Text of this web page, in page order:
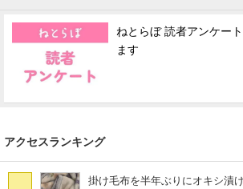
ねとらぼ 読者アンケー
ます
アクセスランキング
掛け毛布を半年ぶりにオキシ